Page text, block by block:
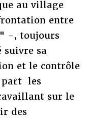
au village
entre
-, toujours
sa
et le contrôle
part les
sur le
des